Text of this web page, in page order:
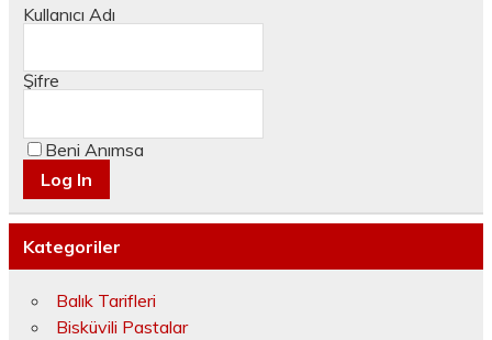
Kullanıcı Adı
Şifre
Beni Anımsa
Kategoriler
Balık Tarifleri
Bisküvili Pastalar